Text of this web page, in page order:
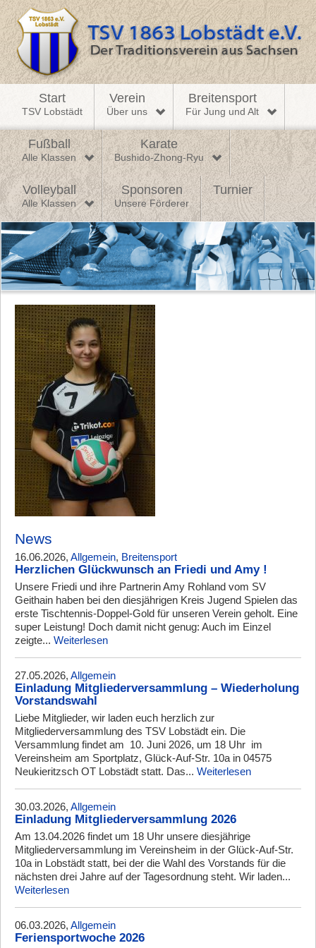
Start
TSV Lobstädt
Verein
Über uns
Breitensport
Für Jung und Alt
Fußball
Alle Klassen
Karate
Bushido-Zhong-Ryu
Volleyball
Alle Klassen
Sponsoren
Unsere Förderer
Turnier
News
16.06.2026, Allgemein, Breitensport
Herzlichen Glückwunsch an Friedi und Amy !
Unsere Friedi und ihre Partnerin Amy Rohland vom SV
Geithain haben bei den diesjährigen Kreis Jugend Spielen das
erste Tischtennis-Doppel-Gold für unseren Verein geholt. Eine
super Leistung! Doch damit nicht genug: Auch im Einzel
zeigte... Weiterlesen
27.05.2026, Allgemein
Einladung Mitgliederversammlung – Wiederholung
Vorstandswahl
Liebe Mitglieder, wir laden euch herzlich zur
Mitgliederversammlung des TSV Lobstädt ein. Die
Versammlung findet am 10. Juni 2026, um 18 Uhr im
Vereinsheim am Sportplatz, Glück-Auf-Str. 10a in 04575
Neukieritzsch OT Lobstädt statt. Das... Weiterlesen
30.03.2026, Allgemein
Einladung Mitgliederversammlung 2026
Am 13.04.2026 findet um 18 Uhr unsere diesjährige
Mitgliederversammlung im Vereinsheim in der Glück-Auf-Str.
10a in Lobstädt statt, bei der die Wahl des Vorstands für die
nächsten drei Jahre auf der Tagesordnung steht. Wir laden...
Weiterlesen
06.03.2026, Allgemein
Feriensportwoche 2026